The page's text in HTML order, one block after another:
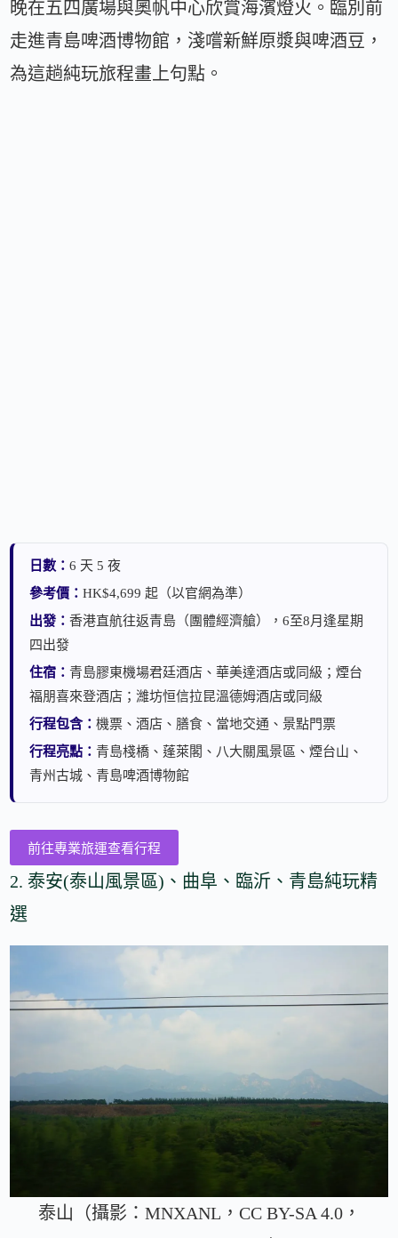
晚在五四廣場與奧帆中心欣賞海濱燈火。臨別前
走進青島啤酒博物館，淺嚐新鮮原漿與啤酒豆，
為這趟純玩旅程畫上句點。
日數：6 天 5 夜
參考價：HK$4,699 起（以官網為準）
出發：香港直航往返青島（團體經濟艙），6至8月逢星期
四出發
住宿： 青島膠東機場君廷酒店、華美達酒店或同級；煙台
福朋喜來登酒店；濰坊恒信拉昆溫德姆酒店或同級
行程包含：機票、酒店、膳食、當地交通、景點門票
行程亮點： 青島棧橋、蓬萊閣、八大關風景區、煙台山、
青州古城、青島啤酒博物館
前往專業旅運查看行程
2. 泰安(泰山風景區)、曲阜、臨沂、青島純玩精
選
泰山（攝影：MNXANL，CC BY-SA 4.0，